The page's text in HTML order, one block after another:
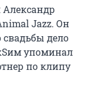
Jazz. Он
свадьбы дело
упоминал
по клипу